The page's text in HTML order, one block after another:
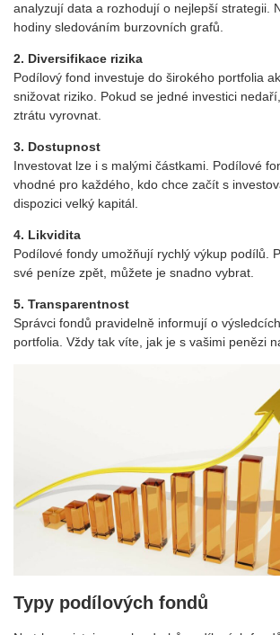
analyzují data a rozhodují o nejlepší strategii.
hodiny sledováním burzovních grafů.
2. Diversifikace rizika
Podílový fond investuje do širokého portfolia
snižovat riziko. Pokud se jedné investici
ztrátu vyrovnat.
3. Dostupnost
Investovat lze i s malými částkami. Podílové
vhodné pro každého, kdo chce začít s
dispozici velký kapitál.
4. Likvidita
Podílové fondy umožňují rychlý výkup podílů.
své peníze zpět, můžete je snadno vybrat.
5. Transparentnost
Správci fondů pravidelně informují o
portfolia. Vždy tak víte, jak je s vašimi penězi
Typy podílových fondů